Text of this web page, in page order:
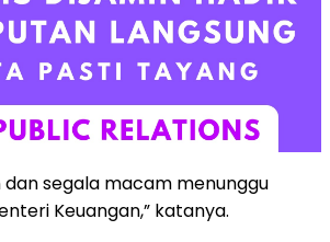
dan segala macam menunggu
Keuangan,” katanya.